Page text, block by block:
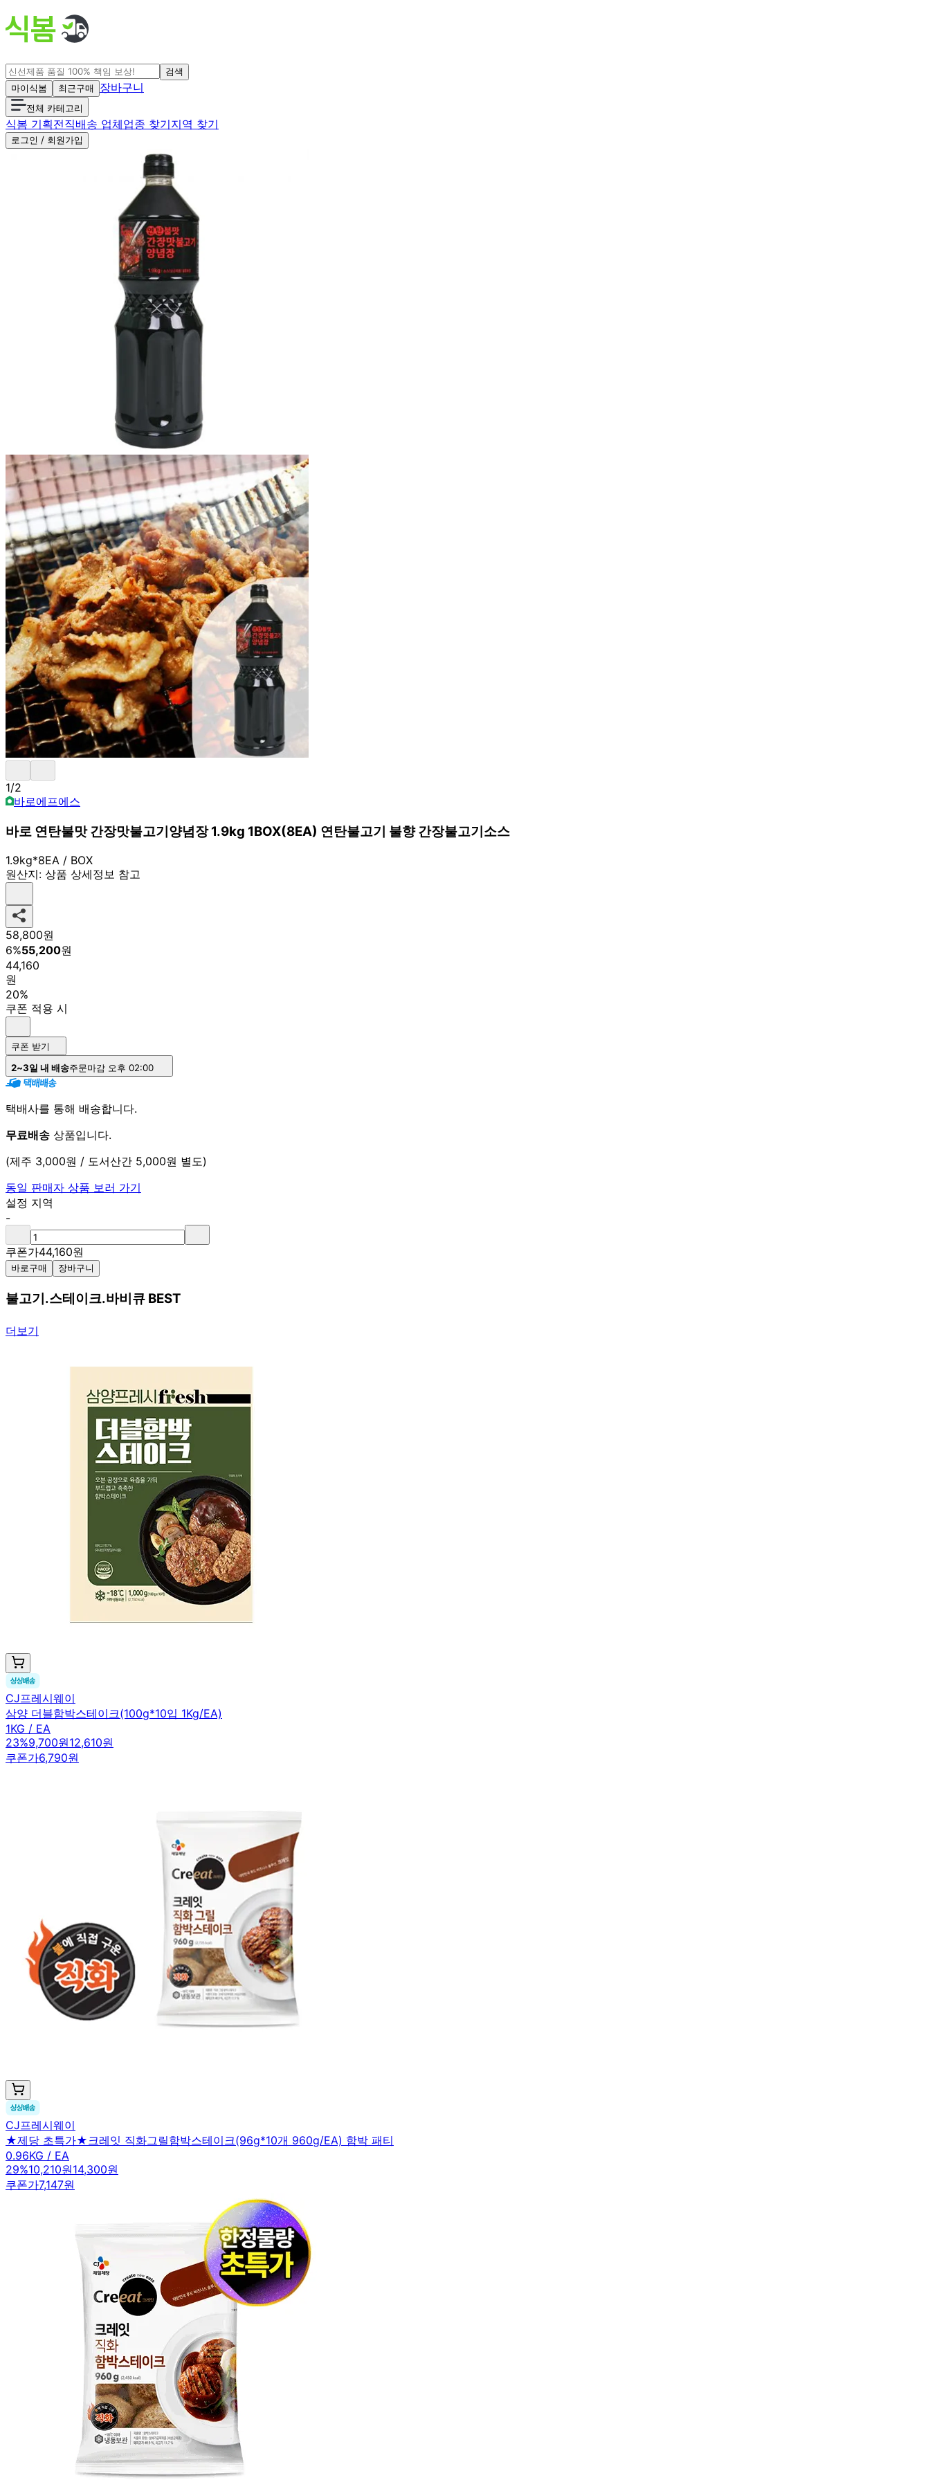
검색
마이식봄
최근구매 장바구니
전체 카테고리
식봄 기획전직배송 업체업종 찾기지역 찾기
로그인 / 회원가입
1/2
바로에프에스
바로 연탄불맛 간장맛불고기양념장 1.9kg 1BOX(8EA) 연탄불고기 불향 간장불고기소스
1.9kg*8EA / BOX
원산지: 상품 상세정보 참고
58,800원
6%55,200원
44,160
원
20%
쿠폰 적용 시
쿠폰 받기
2~3일 내 배송주문마감 오후 02:00
택배사를 통해 배송합니다.
무료배송 상품입니다.
(제주 3,000원 / 도서산간 5,000원 별도)
동일 판매자 상품 보러 가기
설정 지역
-
쿠폰가44,160원
바로구매 장바구니
불고기.스테이크.바비큐 BEST
더보기
CJ프레시웨이
삼양 더블함박스테이크(100g*10입 1Kg/EA)
1KG / EA
23%9,700원12,610원
쿠폰가6,790원
CJ프레시웨이
★제당 초특가★크레잇 직화그릴함박스테이크(96g*10개 960g/EA) 함박 패티
0.96KG / EA
29%10,210원14,300원
쿠폰가7,147원